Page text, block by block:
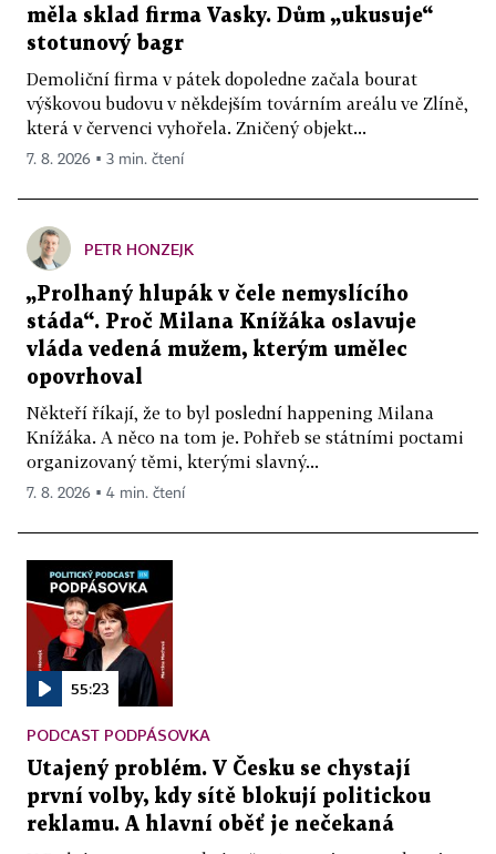
měla sklad firma Vasky. Dům „ukusuje“
stotunový bagr
Demoliční firma v pátek dopoledne začala bourat
výškovou budovu v někdejším továrním areálu ve Zlíně,
která v červenci vyhořela. Zničený objekt...
7. 8. 2026 ▪ 3 min. čtení
PETR HONZEJK
„Prolhaný hlupák v čele nemyslícího
stáda“. Proč Milana Knížáka oslavuje
vláda vedená mužem, kterým umělec
opovrhoval
Někteří říkají, že to byl poslední happening Milana
Knížáka. A něco na tom je. Pohřeb se státními poctami
organizovaný těmi, kterými slavný...
7. 8. 2026 ▪ 4 min. čtení
55:23
PODCAST PODPÁSOVKA
Utajený problém. V Česku se chystají
první volby, kdy sítě blokují politickou
reklamu. A hlavní oběť je nečekaná